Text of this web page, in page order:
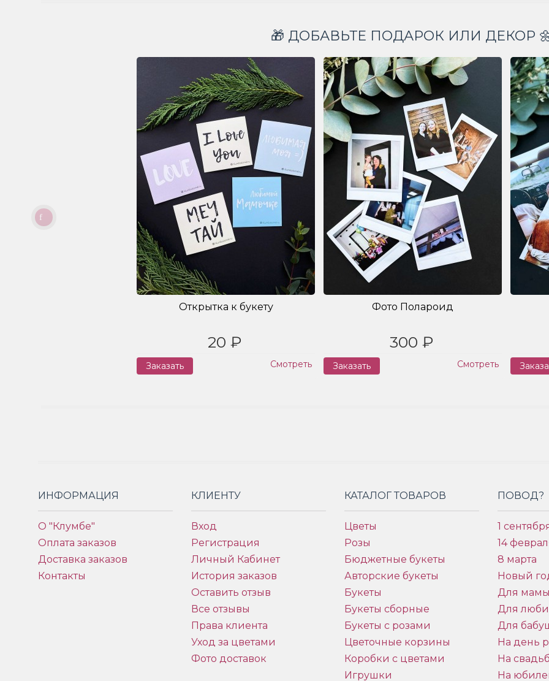
🎁 ДОБАВЬТЕ ПОДАРОК ИЛИ ДЕКОР
Открытка к букету
20 ₽
Заказать Смотреть
Фото Полароид
300 ₽
Заказать Смотреть
ИНФОРМАЦИЯ
О "Клумбе"
Оплата заказов
Доставка заказов
Контакты
КЛИЕНТУ
Вход
Регистрация
Личный Кабинет
История заказов
Оставить отзыв
Все отзывы
Права клиента
Уход за цветами
Фото доставок
КАТАЛОГ ТОВАРОВ
Цветы
Розы
Бюджетные букеты
Авторские букеты
Букеты
Букеты сборные
Букеты с розами
Цветочные корзины
Коробки с цветами
Игрушки
ПОВОД?
1
14
8 марта
Новый
Для
Для
Для
На день
На
На